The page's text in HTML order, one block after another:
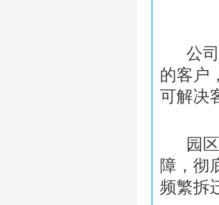
公
的客户
可解决
园
障，彻
频繁拆